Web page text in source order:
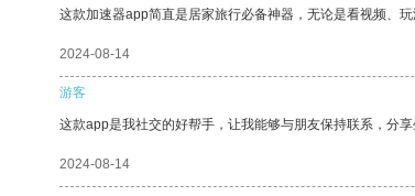
这款加速器app简直是居家旅行必备神器，无论是看视频、
2024-08-14
游客
这款app是我社交的好帮手，让我能够与朋友保持联系，分享
2024-08-14